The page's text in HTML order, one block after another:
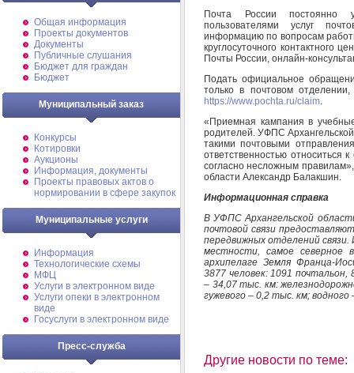
Общая информация
Проекты документов
Документы
Публичные слушания
Бюджет для граждан
Бюджет
Муниципальный заказ
Конкурсы
Котировки
Аукционы
Информация, документы
Проекты правовых актов о
нормировании в сфере закупок
Муниципальные услуги
Информация
Технологические схемы
МФЦ
Услуги в электронном виде
Услуги опеки в электронном
виде
Госуслуги в электронном виде
Пресс-служба
Почта России постоянно
пользователями услуг
информацию по вопросам
круглосуточного контактного
Почты России, онлайн-
Подать официальное
только в почтовом
https://www.pochta.ru/claim.
«Приемная кампания в
родителей. УФПС
такими почтовыми
ответственностью относиться
согласно несложным
области Александр Балакшин.
Информационная справка
В УФПС Архангельской
почтовой связи
передвижных отделений связи.
местности, самое северное
архипелаге Земля Франца-
3877 человек: 1091
– 34,07 тыс. км:
гужевого – 0,2 тыс. км; водного
Другие новости по теме: